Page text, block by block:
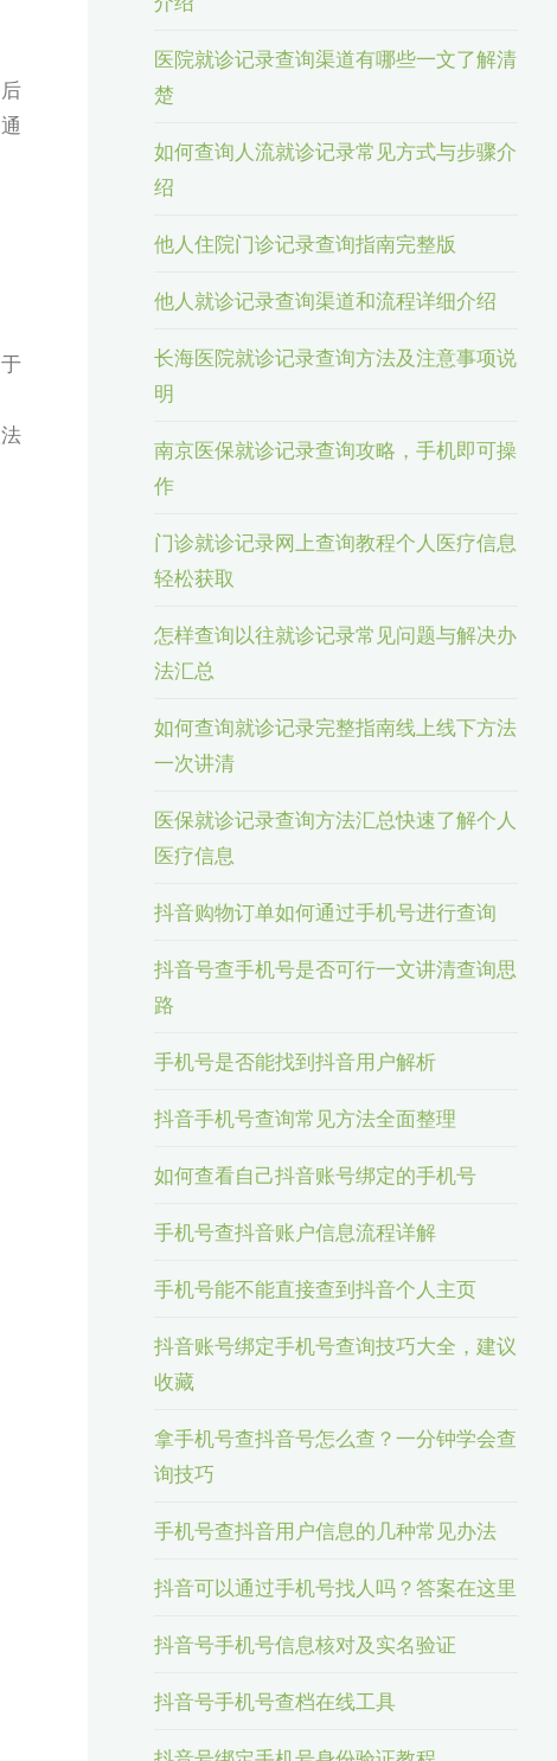
医院就诊记录查询渠道有哪些一文了解清
楚
如何查询人流就诊记录常见方式与步骤介
绍
他人住院门诊记录查询指南完整版
他人就诊记录查询渠道和流程详细介绍
长海医院就诊记录查询方法及注意事项说
明
南京医保就诊记录查询攻略，手机即可操
作
门诊就诊记录网上查询教程个人医疗信息
轻松获取
怎样查询以往就诊记录常见问题与解决办
法汇总
如何查询就诊记录完整指南线上线下方法
一次讲清
医保就诊记录查询方法汇总快速了解个人
医疗信息
抖音购物订单如何通过手机号进行查询
抖音号查手机号是否可行一文讲清查询思
路
手机号是否能找到抖音用户解析
抖音手机号查询常见方法全面整理
如何查看自己抖音账号绑定的手机号
手机号查抖音账户信息流程详解
手机号能不能直接查到抖音个人主页
抖音账号绑定手机号查询技巧大全，建议
收藏
拿手机号查抖音号怎么查？一分钟学会查
询技巧
手机号查抖音用户信息的几种常见办法
抖音可以通过手机号找人吗？答案在这里
抖音号手机号信息核对及实名验证
抖音号手机号查档在线工具